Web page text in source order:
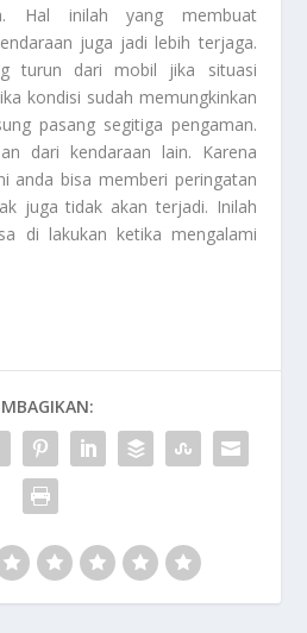
Hal inilah yang membuat
juga jadi lebih terjaga.
turun dari mobil jika situasi
kondisi sudah memungkinkan
pasang segitiga pengaman.
dari kendaraan lain. Karena
anda bisa memberi peringatan
juga tidak akan terjadi. Inilah
di lakukan ketika mengalami